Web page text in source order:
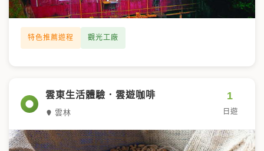
特色推薦遊程 觀光工廠
雲東生活體驗．雲遊咖啡
雲林
1
日遊